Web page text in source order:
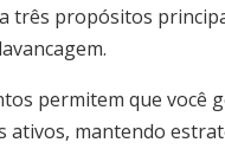
três propósitos
permitem que você
ativos, mantendo